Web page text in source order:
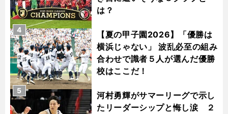
は？
【夏の甲子園2026】「優勝は
横浜じゃない」 波乱必至の組み
合わせで識者５人が選んだ優勝
校はここだ！
4
河村勇輝がサマーリーグで示し
たリーダーシップと悔し涙 ２
5